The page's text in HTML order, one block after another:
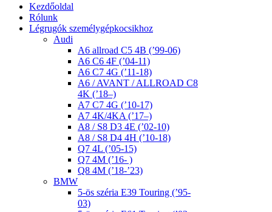
Kezdőoldal
Rólunk
Légrugók személygépkocsikhoz
Audi
A6 allroad C5 4B (’99-06)
A6 C6 4F (’04-11)
A6 C7 4G (’11-18)
A6 / AVANT / ALLROAD C8
4K (’18–)
A7 C7 4G (’10-17)
A7 4K/4KA (’17–)
A8 / S8 D3 4E (’02-10)
A8 / S8 D4 4H (’10-18)
Q7 4L (’05-15)
Q7 4M (’16- )
Q8 4M (’18-’23)
BMW
5-ös széria E39 Touring (’95-
03)